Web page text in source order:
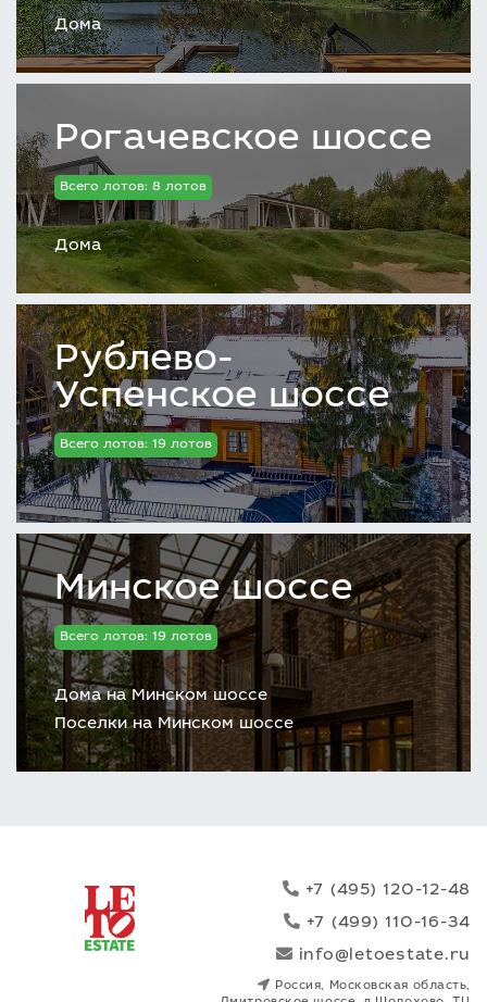
Дома
Рогачевское шоссе
Всего лотов: 8 лотов
Дома
Рублево-
Успенское шоссе
Всего лотов: 19 лотов
Минское шоссе
Всего лотов: 19 лотов
Дома на Минском шоссе
Поселки на Минском шоссе
+7 (495) 120-12-48
+7 (499) 110-16-34
info@letoestate.ru
Россия, Московская область,